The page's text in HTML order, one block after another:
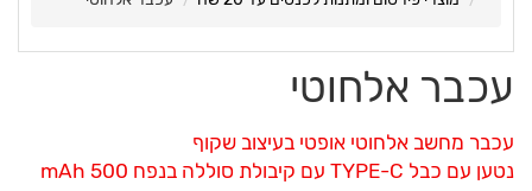
עכבר אלחוטי
עכבר מחשב אלחוטי אופטי בעיצוב שקוף
נטען עם כבל TYPE-C עם קיבולת סוללה בנפח 500 mAh